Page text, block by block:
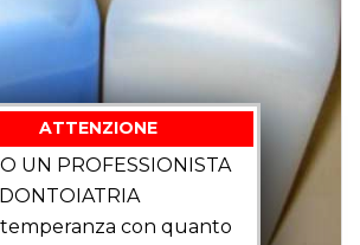
ATTENZIONE
UN PROFESSIONISTA
con quanto